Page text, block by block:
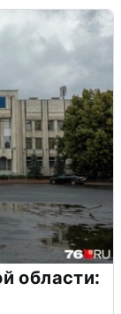
области: